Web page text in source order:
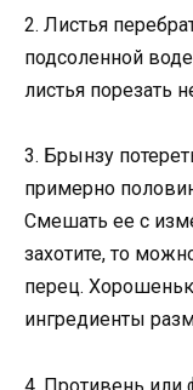
2. Листья
подсоленной
листья порезать
3. Брынзу
примерно
Смешать ее с
захотите, то
перец.
ингредиенты
4. Противень или